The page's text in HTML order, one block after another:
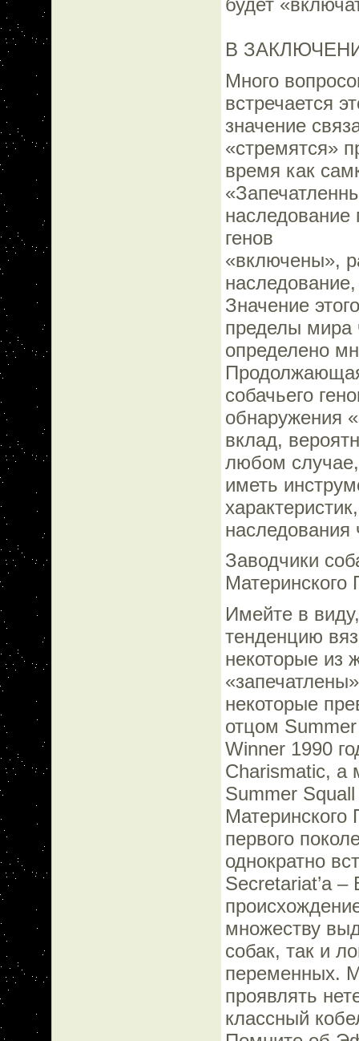
будет
В
Много
встречается
значение
«стремятся»
время как
наследование
генов
«включены»,
Значение
пределы мира
определено
собачьего
обнаружения
вклад,
любом
иметь
наследования
Заводчики
Материнского
Имейте в
тенденцию
некоторые из
некоторые
отцом
Winner 1990
Charismatic, а
Summer
Материнского
первого
однократно
Secretariat’а
множеству
собак, так и
переменных.
проявлять
классный